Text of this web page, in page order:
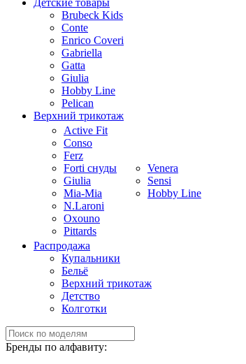
Детские товары
Brubeck Kids
Conte
Enrico Coveri
Gabriella
Gatta
Giulia
Hobby Line
Pelican
Верхний трикотаж
Active Fit
Conso
Ferz
Forti снуды
Giulia
Mia-Mia
N.Laroni
Oxouno
Pittards
Venera
Sensi
Hobby Line
Распродажа
Купальники
Бельё
Верхний трикотаж
Детство
Колготки
Бренды по алфавиту: